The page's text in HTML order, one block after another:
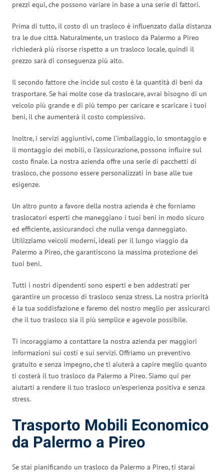
prezzi equi, che possono variare in base a una serie di fattori.
Prima di tutto, il costo di un trasloco è influenzato dalla distanza
tra le due città. Naturalmente, un trasloco da Palermo a Pireo
richiederà più risorse rispetto a un trasloco locale, quindi il
prezzo sarà di conseguenza più alto.
Il secondo fattore che incide sul costo è la quantità di beni da
trasportare. Se hai molte cose da traslocare, avrai bisogno di un
veicolo più grande e di più tempo per caricare e scaricare i tuoi
beni, il che aumenterà il costo complessivo.
Inoltre, i servizi aggiuntivi, come l’imballaggio, lo smontaggio e
il montaggio dei mobili, o l’assicurazione, possono influire sul
costo finale. La nostra azienda offre una serie di pacchetti di
trasloco, che possono essere personalizzati in base alle tue
esigenze.
Un altro punto a favore della nostra azienda è che forniamo
traslocatori esperti che maneggiano i tuoi beni in modo sicuro
ed efficiente, assicurandoci che nulla venga danneggiato.
Utilizziamo veicoli moderni, ideali per il lungo viaggio da
Palermo a Pireo, che garantiscono la massima protezione dei
tuoi beni.
Tutti i nostri dipendenti sono esperti e ben addestrati per
garantire un processo di trasloco senza stress. La nostra priorità
è la tua soddisfazione e faremo del nostro meglio per assicurarci
che il tuo trasloco sia il più semplice e agevole possibile.
Ti incoraggiamo a contattare la nostra azienda per maggiori
informazioni sui costi e sui servizi. Offriamo un preventivo
gratuito e senza impegno, che ti aiuterà a capire meglio quanto
ti costerà il tuo trasloco da Palermo a Pireo. Siamo qui per
aiutarti a rendere il tuo trasloco un’esperienza positiva e senza
stress.
Trasporto Mobili Economico
da Palermo a Pireo
Se stai pianificando un trasloco da Palermo a Pireo, ti starai